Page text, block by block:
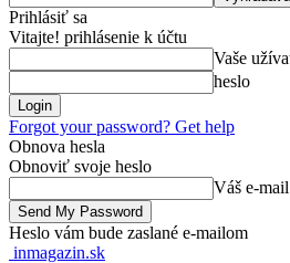
Prihlásiť sa
Vitajte! prihlásenie k účtu
Vaše
heslo
Forgot your password? Get help
Obnova hesla
Obnoviť svoje heslo
Váš e-mail
Heslo vám bude zaslané e-mailom
inmagazin.sk